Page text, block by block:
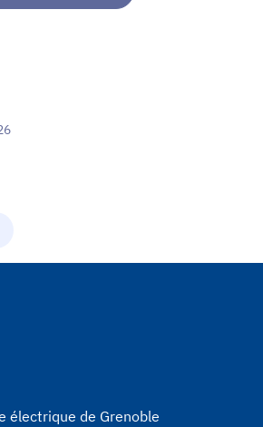
électrique de Grenoble